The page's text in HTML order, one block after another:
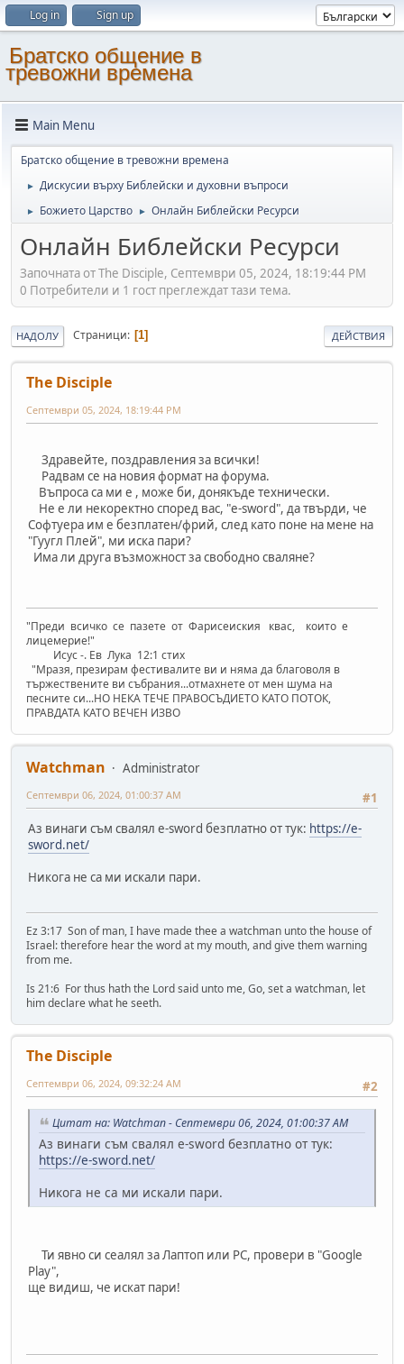
Log in Sign up
Братско общение в
тревожни времена
Main Menu
Братско общение в тревожни времена
► Дискусии върху Библейски и духовни въпроси
► Божието Царство ► Онлайн Библейски Ресурси
Онлайн Библейски Ресурси
Започната от The Disciple, Септември 05, 2024, 18:19:44 PM
0 Потребители и 1 гост преглеждат тази тема.
НАДОЛУ Страници 1 ДЕЙСТВИЯ
The Disciple
Септември 05, 2024, 18:19:44 PM
Здравейте, поздравления за всички!
Радвам се на новия формат на форума.
Въпроса са ми е , може би, донякъде технически.
Не е ли некоректно според вас, "e-sword", да твърди, че
Софтуера им е безплатен/фрий, след като поне на мене на
"Гуугл Плей", ми иска пари?
Има ли друга възможност за свободно сваляне?
"Преди всичко се пазете от Фарисеиския квас, които е
лицемерие!"
Исус -. Ев Лука 12:1 стих
"Mразя, презирам фестивалите ви и няма да благоволя в
тържествените ви събрания...отмахнете от мен шума на
песните си...НО НЕКА ТЕЧЕ ПРАВОСЪДИЕТО КАТО ПОТОК,
ПРАВДАТА КАТО ВЕЧЕН ИЗВО
Watchman
Administrator
#1
Септември 06, 2024, 01:00:37 AM
Аз винаги съм свалял e-sword безплатно от тук: https://e-
sword.net/
Никога не са ми искали пари.
Ez 3:17 Son of man, I have made thee a watchman unto the house of
Israel: therefore hear the word at my mouth, and give them warning
from me.
Is 21:6 For thus hath the Lord said unto me, Go, set a watchman, let
him declare what he seeth.
The Disciple
#2
Септември 06, 2024, 09:32:24 AM
Цитат на: Watchman - Септември 06, 2024, 01:00:37 AM
Аз винаги съм свалял e-sword безплатно от тук:
https://e-sword.net/
Никога не са ми искали пари.
Ти явно си сеалял за Лаптоп или PC, провери в "Google
Play",
ще видиш, че искат пари!